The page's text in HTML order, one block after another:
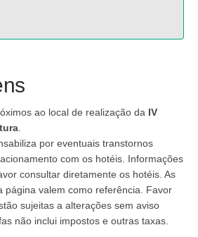
ao local de realização da IV
por eventuais transtornos
com os hotéis. Informações
consultar diretamente os hotéis. As
página valem como referência. Favor
sujeitas a alterações sem aviso
não inclui impostos e outras taxas.